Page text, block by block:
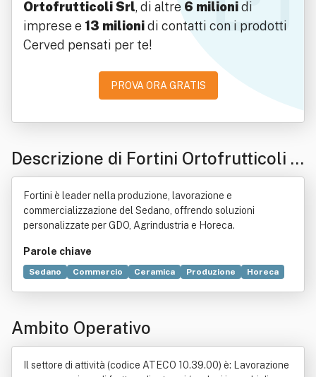
Ortofrutticoli Srl, di altre 6 milionidi
imprese e 13 milionidi contatti con i prodotti
Cerved pensati per te!
PROVA ORA GRATIS
Descrizione di Fortini Ortofrutticoli S
rl
Fortini è leader nella produzione, lavorazione e
commercializzazione del Sedano, offrendo soluzioni
personalizzate per GDO, Agrindustria e Horeca.
Parole chiave
Sedano Commercio Ceramica Produzione
Horeca
Ambito Operativo
Il settore di attività (codice ATECO 10.39.00) è: Lavorazione